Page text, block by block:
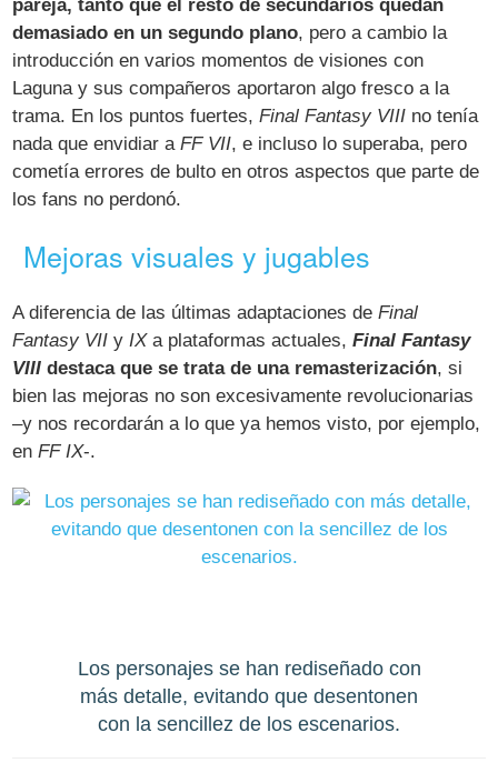
pareja, tanto que el resto de secundarios quedan
demasiado en un segundo plano, pero a cambio la
introducción en varios momentos de visiones con
Laguna y sus compañeros aportaron algo fresco a la
trama. En los puntos fuertes,Final Fantasy VIII no tenía
nada que envidiar aFF VII, e incluso lo superaba, pero
cometía errores de bulto en otros aspectos que parte de
los fans no perdonó.
Mejoras visuales y jugables
A diferencia de las últimas adaptaciones deFinal
Fantasy VII yIXa plataformas actuales,Final Fantasy
VIII destaca que se trata de una remasterización, si
bien las mejoras no son excesivamente revolucionarias
–y nos recordarán a lo que ya hemos visto, por ejemplo,
enFF IX-.
Los personajes se han rediseñado con
más detalle, evitando que desentonen
con la sencillez de los escenarios.